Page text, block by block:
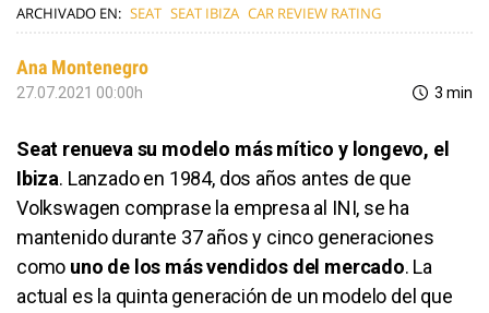
ARCHIVADO EN: SEAT SEAT IBIZA CAR REVIEW RATING
Ana Montenegro
27.07.2021 00:00h 3 min
Seat renueva su modelo más mítico y longevo, el
Ibiza. Lanzado en 1984, dos años antes de que
Volkswagen comprase la empresa al INI, se ha
mantenido durante 37 años y cinco generaciones
como uno de los más vendidos del mercado. La
actual es la quinta generación de un modelo del que